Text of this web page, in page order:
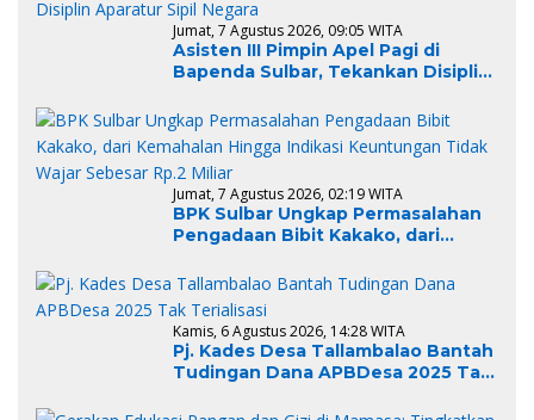
Jumat, 7 Agustus 2026, 09:05 WITA
Asisten III Pimpin Apel Pagi di
Bapenda Sulbar, Tekankan Disiplin
Jumat, 7 Agustus 2026, 02:19 WITA
BPK Sulbar Ungkap Permasalahan
Pengadaan Bibit Kakako, dari
Keuntungan Tidak Wajar Sebesar
Rp.2 Miliar
Kamis, 6 Agustus 2026, 14:28 WITA
Pj. Kades Desa Tallambalao Bantah
Tudingan Dana APBDesa 2025 Tak